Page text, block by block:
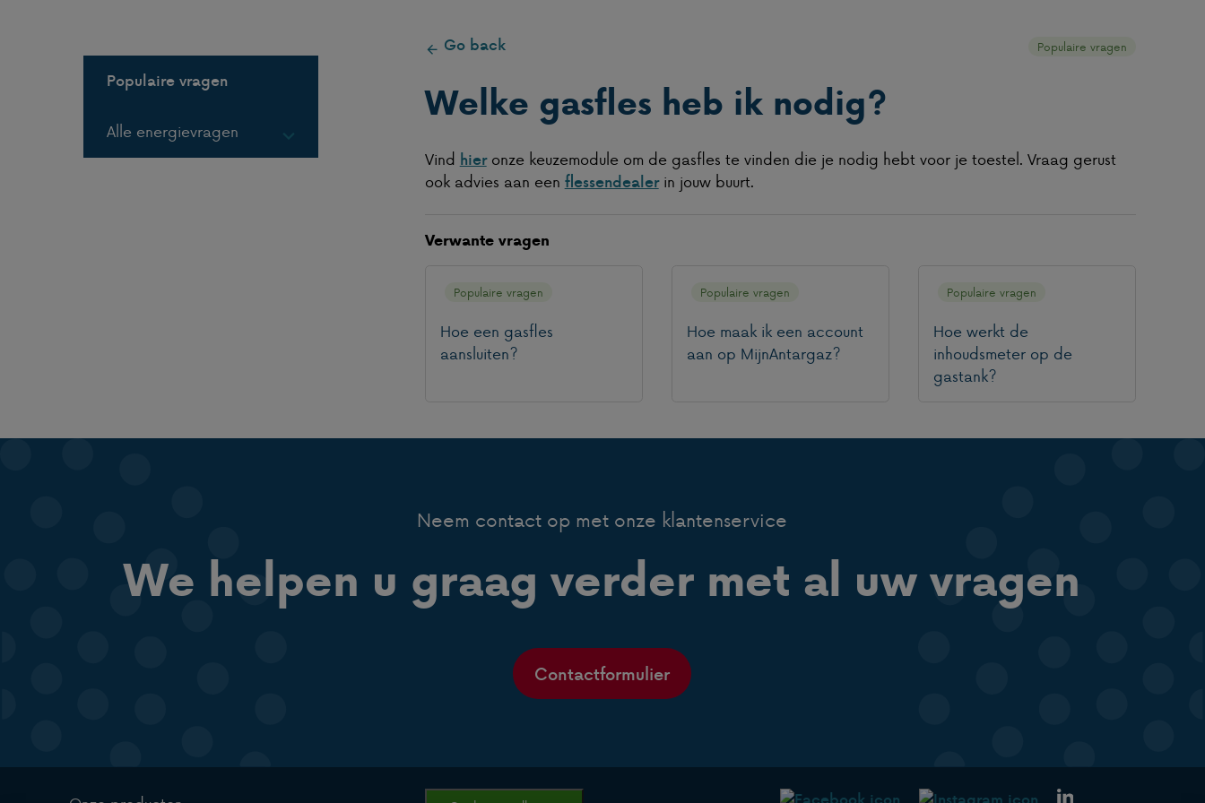
Populaire vragen
Alle energievragen
Go back Populaire vragen
Welke gasfles heb ik nodig?
Vind hieronze keuzemodule om de gasfles te vinden die je nodig hebt voor je toestel. Vraag gerust
ook advies aan een flessendealerin jouw buurt.
Verwante vragen
Hoe een gasfles
aansluiten?
Populaire vragen
Hoe maak ik een account
aan op MijnAntargaz?
Populaire vragen
Hoe werkt de
inhoudsmeter op de
gastank?
Populaire vragen
Neem contact op met onze klantenservice
We helpen u graag verder met al uw vragen
Contactformulier